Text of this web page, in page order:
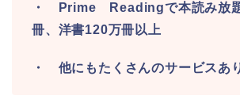
・ Prime Readingで本読み放
冊、洋書120万冊以上
・ 他にもたくさんのサービスあ